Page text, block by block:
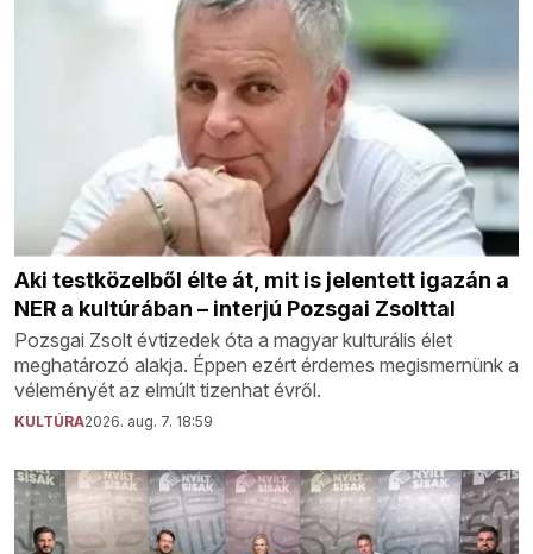
Aki testközelből élte át, mit is jelentett igazán a
NER a kultúrában – interjú Pozsgai Zsolttal
Pozsgai Zsolt évtizedek óta a magyar kulturális élet
meghatározó alakja. Éppen ezért érdemes megismernünk a
véleményét az elmúlt tizenhat évről.
KULTÚRA2026. aug. 7. 18:59